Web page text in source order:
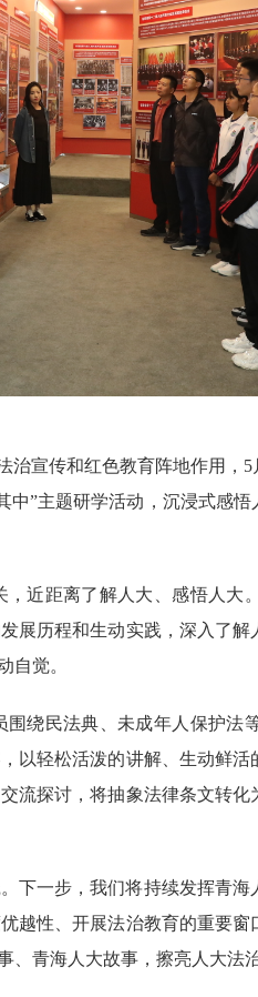
治宣传和红色教育阵地作用， 5
中”主题研学活动， 沉浸式感悟
，近距离了解人大、感悟人大
发展历程和生动实践，深入 了解
自觉。
围绕民法典 未成年人保护法
以轻松活泼的讲解、 生动鲜活
探讨，将抽象法律条文转
。 下一步，我们将持续发挥青海
越性、开展法治教育的重要窗
青海 人大故事， 擦亮 人大法